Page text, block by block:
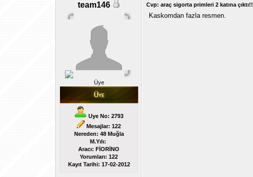
team146
Üye
Uye No: 2793
Mesajlar: 122
Nereden: 48 Muğla
M.Yılı:
Aracı: FİORİNO
Yorumları:122
Kayıt Tarihi: 17-02-2012
Cvp: araç sigorta primleri 2 katına çıktı!!
Kaskomdan fazla resmen.